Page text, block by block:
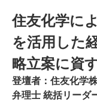
住友化学に
を活用した
略立案に資
登壇者：住友化学
弁理士 統括リーダ